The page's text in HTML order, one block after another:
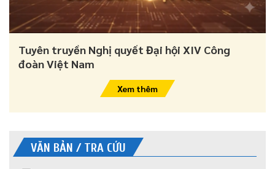
Tuyên truyền Nghị quyết Đại hội XIV Công
đoàn Việt Nam
Xem thêm
VĂN BẢN / TRA CỨU